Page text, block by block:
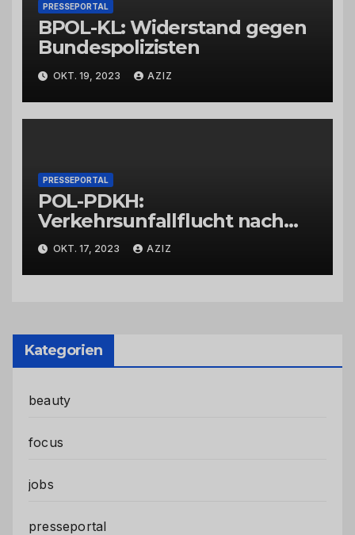
PRESSEPORTAL
BPOL-KL: Widerstand gegen
Bundespolizisten
OKT. 19, 2023 AZIZ
PRESSEPORTAL
POL-PDKH:
Verkehrsunfallflucht nach
Abbiegevorgang
OKT. 17, 2023 AZIZ
Kategorien
beauty
focus
jobs
presseportal